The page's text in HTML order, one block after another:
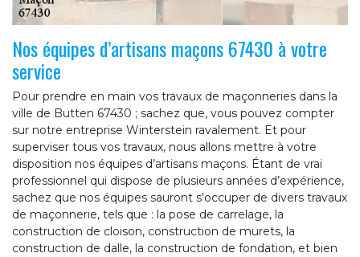
Nos équipes d’artisans maçons 67430 à votre
service
Pour prendre en main vos travaux de maçonneries dans la
ville de Butten 67430 ; sachez que, vous pouvez compter
sur notre entreprise Winterstein ravalement. Et pour
superviser tous vos travaux, nous allons mettre à votre
disposition nos équipes d’artisans maçons. Étant de vrai
professionnel qui dispose de plusieurs années d’expérience,
sachez que nos équipes sauront s’occuper de divers travaux
de maçonnerie, tels que : la pose de carrelage, la
construction de cloison, construction de murets, la
construction de dalle, la construction de fondation, et bien